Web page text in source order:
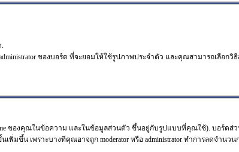
ของบอร์ด ที่จะยอมให้ใช้รูปภาพประจำตัว และคุณสามารถเลือก
ของคุณในข้อความ และในข้อมูลส่วนตัว ขึ้นอยู่กับรูปแบบที่คุณใช้). บอร์ด
พิ่มขึ้น เพราะบางทีคุณอาจถูก moderator หรือ administrator ทำการลดจำนว